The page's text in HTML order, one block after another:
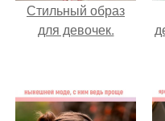
Стильный образ
для девочек.